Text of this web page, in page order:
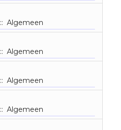
:: Algemeen
:: Algemeen
:: Algemeen
:: Algemeen